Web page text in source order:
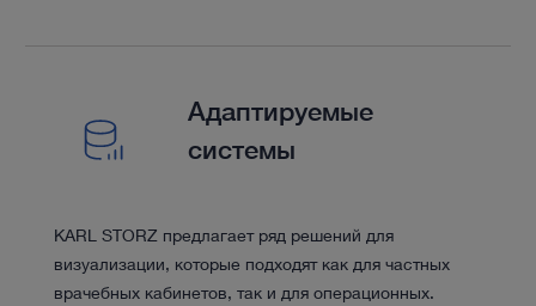
Адаптируемые
системы
KARL STORZ предлагает ряд решений для
визуализации, которые подходят как для частных
врачебных кабинетов, так и для операционных.